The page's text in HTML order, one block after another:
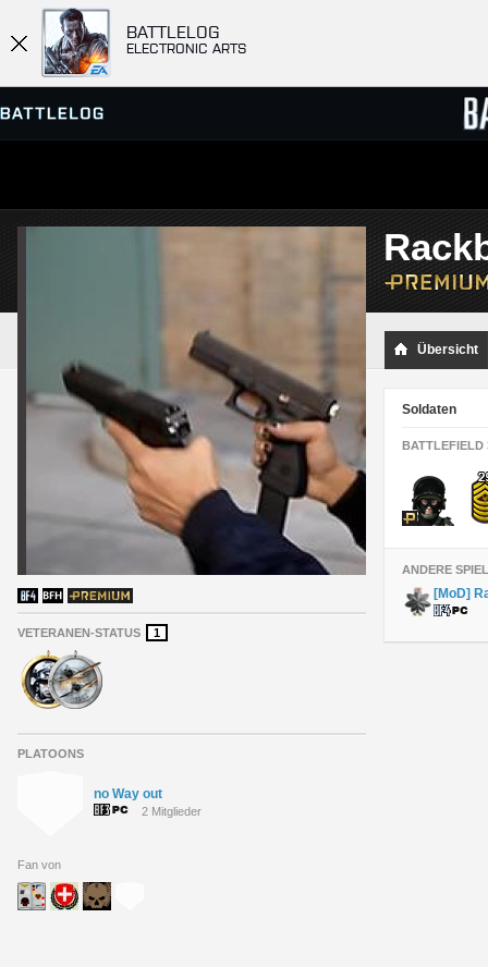
BATTLELOG
ELECTRONIC ARTS
SERVER-BROWSER
VETERANEN-STATUS 1
PLATOONS
no Way out
2 Mitglieder
Fan von
Übersicht
Soldaten
BATTLEFIELD
ANDERE
[MoD]